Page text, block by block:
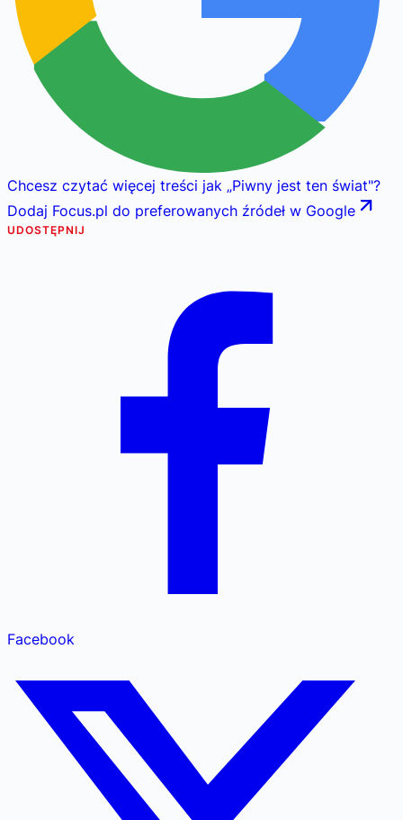
Chcesz czytać więcej treści jak „Piwny jest ten świat"?
Dodaj Focus.pl do preferowanych źródeł w Google
UDOSTĘPNIJ
Facebook